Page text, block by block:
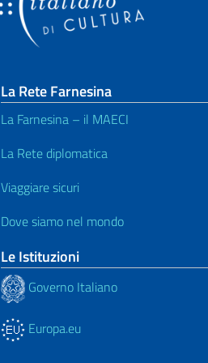
La Rete Farnesina
La Farnesina – il MAECI
La Rete diplomatica
Viaggiare sicuri
Dove siamo nel mondo
Le Istituzioni
Governo Italiano
Europa.eu